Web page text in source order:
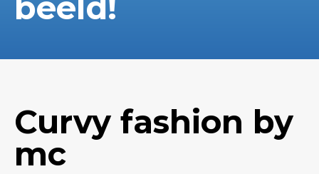
Curvy fashion by
mc